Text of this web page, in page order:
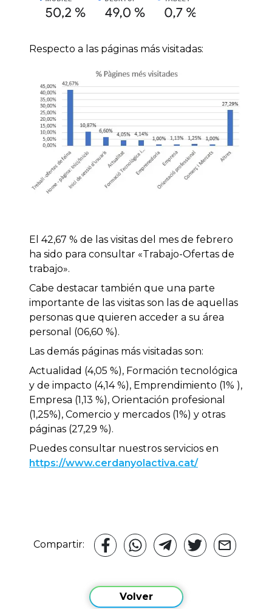
Respecto a las páginas más visitadas:
El 42,67 % de las visitas del mes de febrero
ha sido para consultar «Trabajo-Ofertas de
trabajo».
Cabe destacar también que una parte
importante de las visitas son las de aquellas
personas que quieren acceder a su área
personal (06,60 %).
Las demás páginas más visitadas son:
Actualidad (4,05 %), Formación tecnológica
y de impacto (4,14 %), Emprendimiento (1% ),
Empresa (1,13 %), Orientación profesional
(1,25%), Comercio y mercados (1%) y otras
páginas (27,29 %).
Puedes consultar nuestros servicios en
https://www.cerdanyolactiva.cat/
Compartir:
Volver